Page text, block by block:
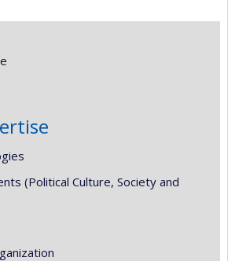
(Political Culture, Society and